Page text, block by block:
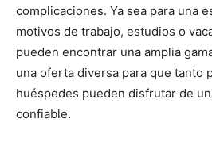
complicaciones. Ya sea para una
motivos de trabajo, estudios o
pueden encontrar una amplia
una oferta diversa para que tanto
huéspedes pueden disfrutar de
confiable.